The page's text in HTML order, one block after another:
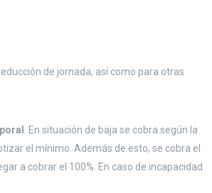
de jornada, así como para otras
. En situación de baja se cobra según la
el mínimo. Además de esto, se cobra el
a cobrar el 100%. En caso de incapacidad